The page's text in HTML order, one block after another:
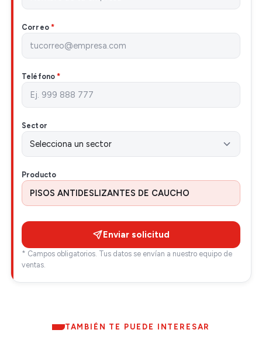
Correo *
Teléfono*
Sector
Producto
Enviar solicitud
* Campos obligatorios. Tus datos se envían a nuestro equipo de
ventas.
TAMBIÉN TE PUEDE INTERESAR